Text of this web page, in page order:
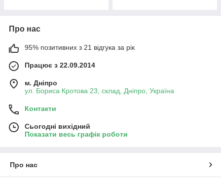
Про нас
95% позитивних з 21 відгука за рік
Працює з 22.09.2014
м. Дніпро
ул. Бориса Кротова 23, склад, Дніпро, Україна
Контакти
Сьогодні вихідний
Показати весь графік роботи
Про нас